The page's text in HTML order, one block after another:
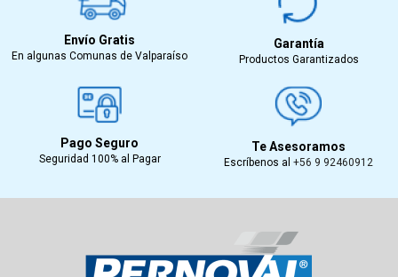
Envío Gratis
En algunas Comunas de Valparaíso
Garantía
Productos Garantizados
Pago Seguro
Seguridad 100% al Pagar
Te Asesoramos
Escríbenos al +56 9 92460912